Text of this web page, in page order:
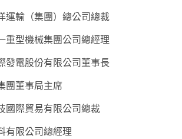
輸（集團）總公司總裁
型機械集團公司總經理
電股份有限公司董事長
團董事局主席
際貿易有限公司總裁
限公司總經理